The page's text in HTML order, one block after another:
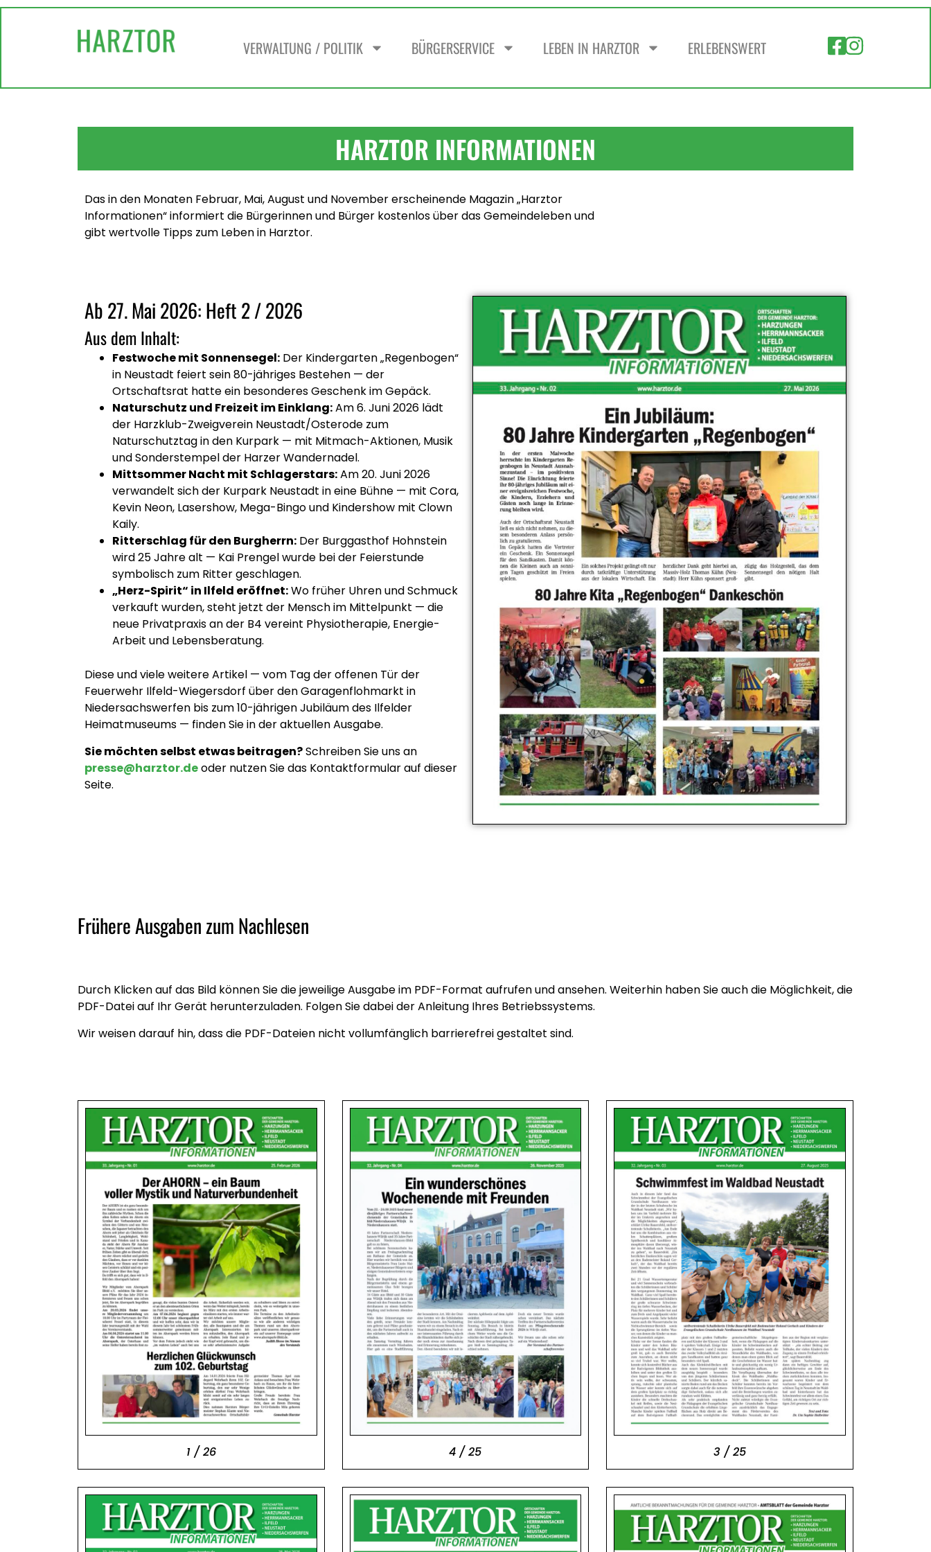
VERWALTUNG / POLITIK BÜRGERSERVICE LEBEN IN HARZTOR ERLEBENSWERT
HARZTOR INFORMATIONEN
Das in den Monaten Februar, Mai, August und November erscheinende Magazin „Harztor
Informationen“ informiert die Bürgerinnen und Bürger kostenlos über das Gemeindeleben und
gibt wertvolle Tipps zum Leben in Harztor.
Ab 27. Mai 2026: Heft 2 / 2026
Aus dem Inhalt:
Festwoche mit Sonnensegel: Der Kindergarten „Regenbogen“
in Neustadt feiert sein 80-jähriges Bestehen — der
Ortschaftsrat hatte ein besonderes Geschenk im Gepäck.
Naturschutz und Freizeit im Einklang:Am 6. Juni 2026 lädt
der Harzklub-Zweigverein Neustadt/Osterode zum
Naturschutztag in den Kurpark — mit Mitmach-Aktionen, Musik
und Sonderstempel der Harzer Wandernadel.
Mittsommer Nacht mit Schlagerstars:Am 20. Juni 2026
verwandelt sich der Kurpark Neustadt in eine Bühne — mit Cora,
Kevin Neon, Lasershow, Mega-Bingo und Kindershow mit Clown
Kaily.
Ritterschlag für den Burgherrn: Der Burggasthof Hohnstein
wird 25 Jahre alt — Kai Prengel wurde bei der Feierstunde
symbolisch zum Ritter geschlagen.
„Herz-Spirit“ in Ilfeld eröffnet:Wo früher Uhren und Schmuck
verkauft wurden, steht jetzt der Mensch im Mittelpunkt — die
neue Privatpraxis an der B4 vereint Physiotherapie, Energie-
Arbeit und Lebensberatung.
Diese und viele weitere Artikel — vom Tag der offenen Tür der
Feuerwehr Ilfeld-Wiegersdorf über den Garagenflohmarkt in
Niedersachswerfen bis zum 10-jährigen Jubiläum des Ilfelder
Heimatmuseums — finden Sie in der aktuellen Ausgabe.
Sie möchten selbst etwas beitragen?Schreiben Sie uns an
presse@harztor.deoder nutzen Sie das Kontaktformular auf dieser
Seite.
Frühere Ausgaben zum Nachlesen
Durch Klicken auf das Bild können Sie die jeweilige Ausgabe im PDF-Format aufrufen und ansehen. Weiterhin haben Sie auch die Möglichkeit, die
PDF-Datei auf Ihr Gerät herunterzuladen. Folgen Sie dabei der Anleitung Ihres Betriebssystems.
Wir weisen darauf hin, dass die PDF-Dateien nicht vollumfänglich barrierefrei gestaltet sind.
1 / 26 4 / 25 3 / 25